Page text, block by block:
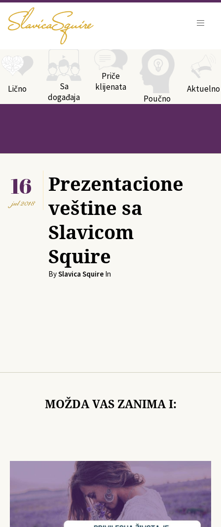
Kategorije bloga
Lično
Sa
događaja
Priče
klijenata
Poučno
Aktuelno
16
jul2018
Prezentacione
veštine sa
Slavicom
Squire
BySlavica Squire In
MOŽDA VAS ZANIMA I: